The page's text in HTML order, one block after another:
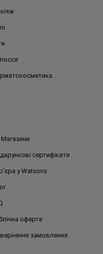
Магазини
сертифікати
у Watsons
оферта
замовлення